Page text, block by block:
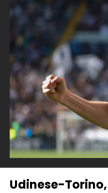
Udinese-